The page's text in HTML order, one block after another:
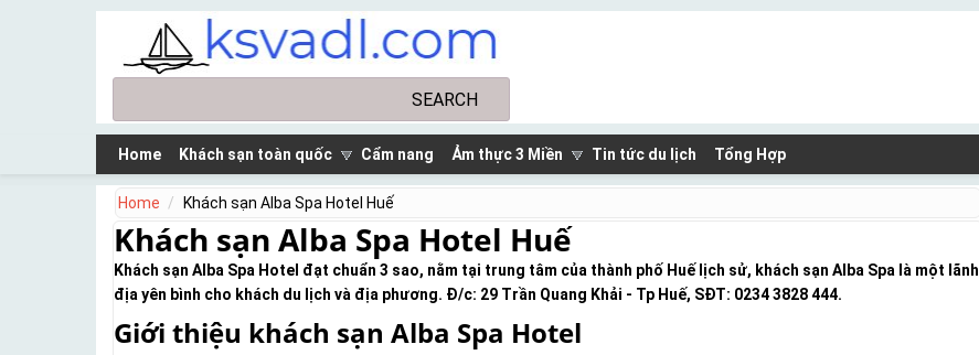
Skip to main content
Home Khách sạn toàn quốc Cẩm nang Ảm thực 3 Miền Tin tức du lịch Tổng Hợp
Home Khách sạn Alba Spa Hotel Huế
Khách sạn Alba Spa Hotel Huế
Khách sạn Alba Spa Hotel đạt chuẩn 3 sao, nằm tại trung tâm của thành phố Huế lịch sử, khách sạn Alba Spa là một lãnh
địa yên bình cho khách du lịch và địa phương. Đ/c: 29 Trần Quang Khải - Tp Huế, SĐT: 0234 3828 444.
Giới thiệu khách sạn Alba Spa Hotel